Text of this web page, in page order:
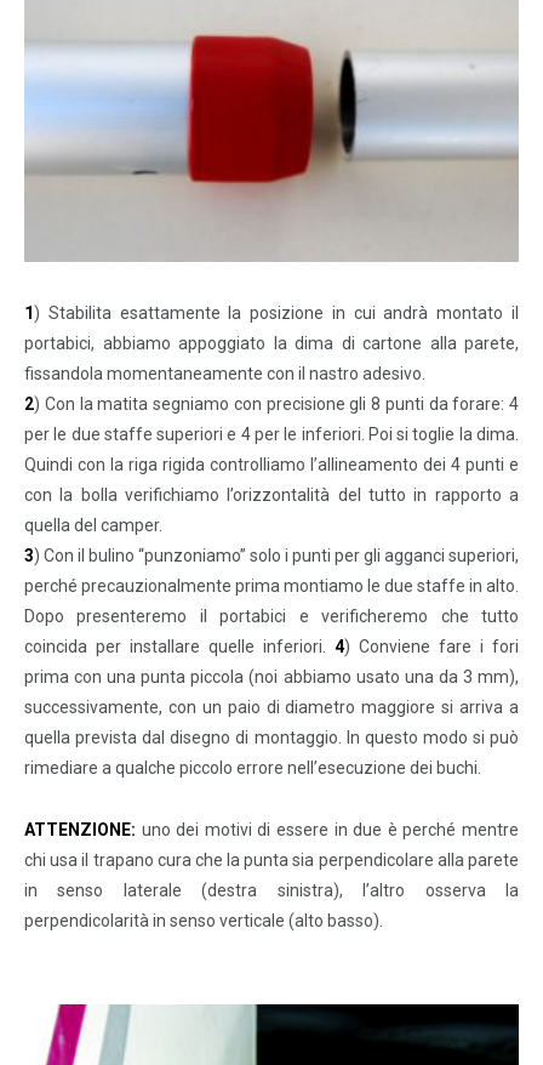
1) Stabilita esattamente la posizione in cui andrà montato il
portabici, abbiamo appoggiato la dima di cartone alla parete,
fissandola momentaneamente con il nastro adesivo.
2) Con la matita segniamo con precisione gli 8 punti da forare: 4
per le due staffe superiori e 4 per le inferiori. Poi si toglie la dima.
Quindi con la riga rigida controlliamo l’allineamento dei 4 punti e
con la bolla verifichiamo l’orizzontalità del tutto in rapporto a
quella del camper.
3) Con il bulino “punzoniamo” solo i punti per gli agganci superiori,
perché precauzionalmente prima montiamo le due staffe in alto.
Dopo presenteremo il portabici e verificheremo che tutto
coincida per installare quelle inferiori. 4) Conviene fare i fori
prima con una punta piccola (noi abbiamo usato una da 3 mm),
successivamente, con un paio di diametro maggiore si arriva a
quella prevista dal disegno di montaggio. In questo modo si può
rimediare a qualche piccolo errore nell’esecuzione dei buchi.
ATTENZIONE: uno dei motivi di essere in due è perché mentre
chi usa il trapano cura che la punta sia perpendicolare alla parete
in senso laterale (destra sinistra), l’altro osserva la
perpendicolarità in senso verticale (alto basso).